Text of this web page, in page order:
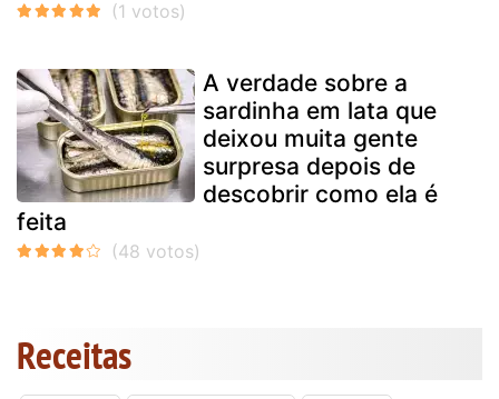
A verdade sobre a
sardinha em lata que
deixou muita gente
surpresa depois de
descobrir como ela é
feita
Receitas